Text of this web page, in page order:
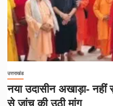
उत्तराखंड
नया उदासीन अखाड़ा- नहीं
से जांच की उठी मांग